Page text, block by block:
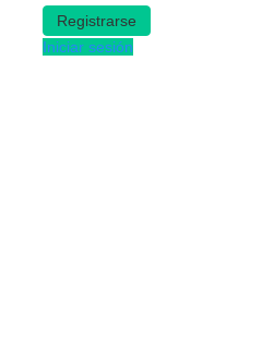
Registrarse
Iniciar sesión